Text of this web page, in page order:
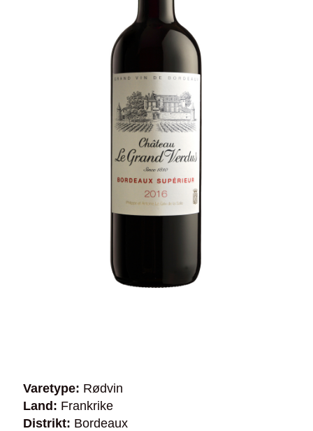
Varetype: Rødvin
Land: Frankrike
Distrikt: Bordeaux